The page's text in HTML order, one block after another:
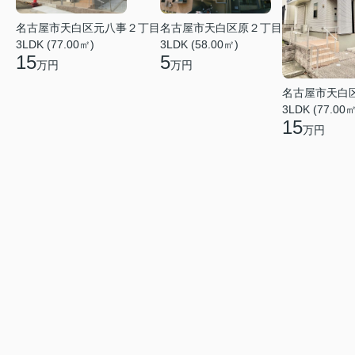
名古屋市天白区元八事２丁目
3LDK (77.00㎡)
15万円
名古屋市天白区原２丁目
3LDK (58.00㎡)
5万円
名古屋市天白
3LDK (77.00
15万円